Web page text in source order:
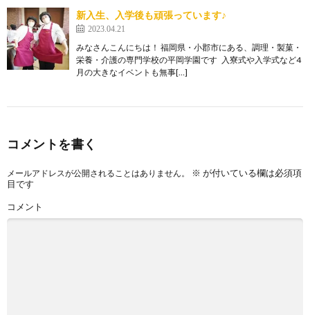
新入生、入学後も頑張っています♪
2023.04.21
みなさんこんにちは！ 福岡県・小郡市にある、調理・製菓・
栄養・介護の専門学校の平岡学園です 入寮式や入学式など4
月の大きなイベントも無事[…]
コメントを書く
メールアドレスが公開されることはありません。 ※ が付いている欄は必須項
目です
コメント